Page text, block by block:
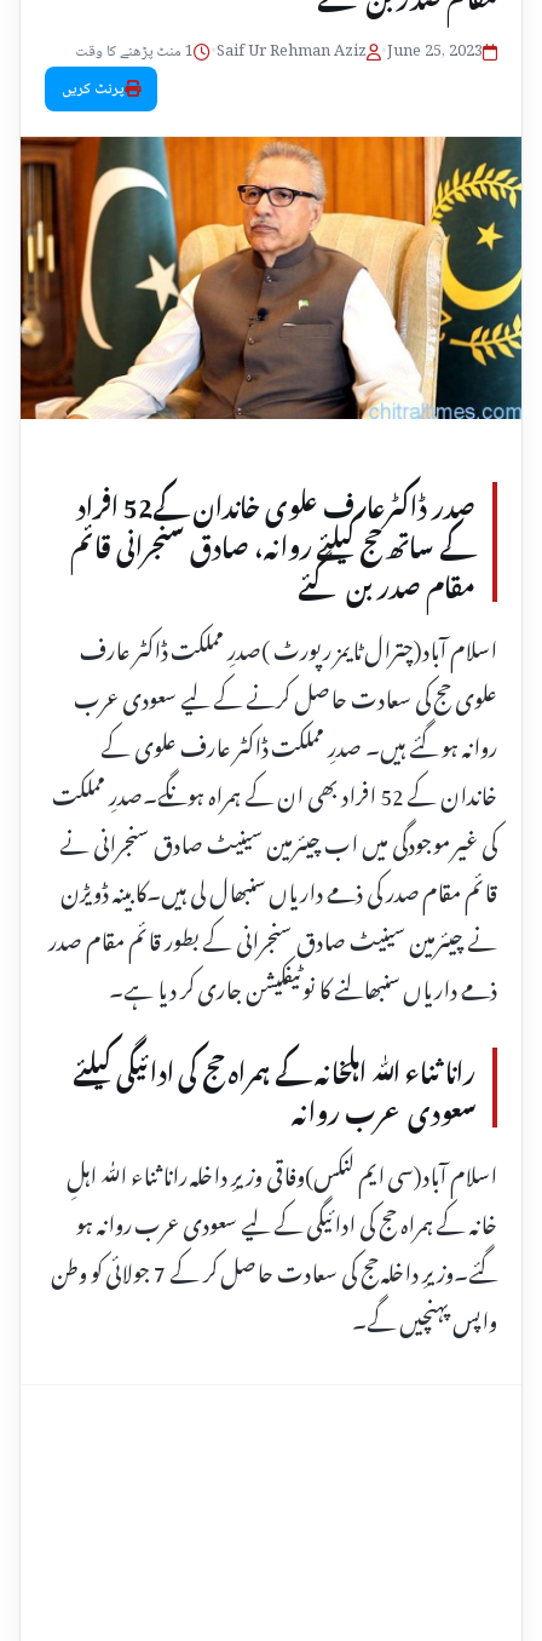
June 25, 2023
•
Saif Ur Rehman Aziz
•
1 منٹ پڑھنے کا وقت
پرنٹ کریں
صدر ڈاکٹرعارف علوی خاندان کے52 افراد
کے ساتھ حج کیلئے روانہ، صادق سنجرانی قائم
مقام صدر بن گئے
اسلام آباد(چترال ٹایمز رپورٹ )صدرِ مملکت ڈاکٹر عارف
علوی حج کی سعادت حاصل کرنے کے لیے سعودی عرب
روانہ ہو گئے ہیں۔ صدرِ مملکت ڈاکٹر عارف علوی کے
خاندان کے 52 افراد بھی ان کے ہمراہ ہونگے۔صدرِ مملکت
کی غیر موجودگی میں اب چیئرمین سینیٹ صادق سنجرانی نے
قائم مقام صدر کی ذمے داریاں سنبھال لی ہیں۔کابینہ ڈویڑن
نے چیئرمین سینیٹ صادق سنجرانی کے بطور قائم مقام صدر
ذمے داریاں سنبھالنے کا نوٹیفکیشن جاری کر دیا ہے۔
رانا ثناء اللّٰہ اہلخانہ کے ہمراہ حج کی ادائیگی کیلئے
سعودی عرب روانہ
اسلام آباد(سی ایم لنکس)وفاقی وزیرِ داخلہ رانا ثناء اللّٰہ اہلِ
خانہ کے ہمراہ حج کی ادائیگی کے لیے سعودی عرب روانہ ہو
گئے۔وزیرِ داخلہ حج کی سعادت حاصل کر کے 7 جولائی کو وطن
واپس پہنچیں گے۔